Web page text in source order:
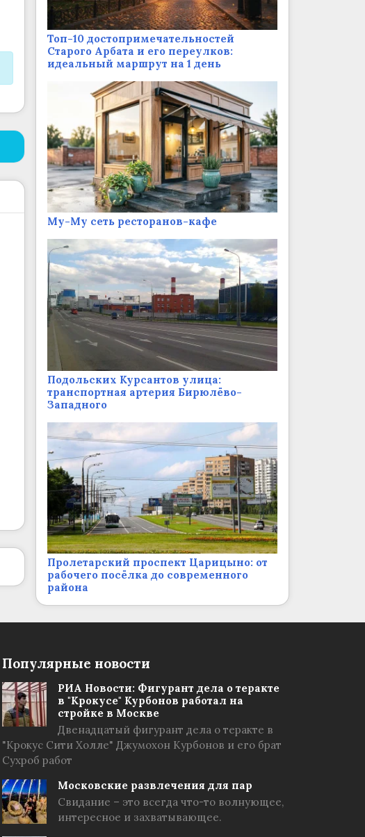
Топ-10 достопримечательностей
Старого Арбата и его переулков:
идеальный маршрут на 1 день
Му-Му сеть ресторанов-кафе
Подольских Курсантов улица:
транспортная артерия Бирюлёво-
Западного
Пролетарский проспект Царицыно: от
рабочего посёлка до современного
района
Популярные новости
РИА Новости: Фигурант дела о теракте
в "Крокусе" Курбонов работал на
стройке в Москве
Двенадцатый фигурант дела о теракте в
"Крокус Сити Холле" Джумохон Курбонов и его брат
Сухроб работ
Московские развлечения для пар
Свидание – это всегда что-то волнующее,
интересное и захватывающее.